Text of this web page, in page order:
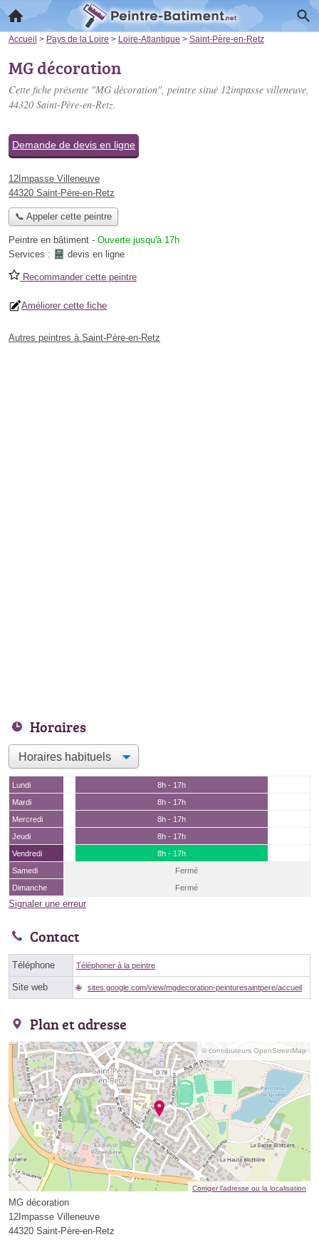
Accueil > Pays de la Loire > Loire-Atlantique > Saint-Père-en-Retz
MG décoration
Cette fiche présente "MG décoration", peintre situé 12impasse villeneuve,
44320 Saint-Père-en-Retz.
Demande de devis en ligne
12Impasse Villeneuve
44320 Saint-Père-en-Retz
📞 Appeler cette peintre
Peintre en bâtiment - Ouverte jusqu'à 17h
Services :
devis en ligne
Recommander cette peintre
Améliorer cette fiche
Autres peintres à Saint-Père-en-Retz
Horaires
Lundi
8h - 17h
Mardi
8h - 17h
Mercredi
8h - 17h
Jeudi
8h - 17h
Vendredi
8h - 17h
Samedi
Fermé
Dimanche
Fermé
Signaler une erreur
Contact
Téléphone Téléphoner à la peintre
Site web sites.google.com/view/mgdecoration-peinturesaintpere/accueil
Plan et adresse
© contributeurs OpenStreetMap
Corriger l’adresse ou la localisation
MG décoration
12Impasse Villeneuve
44320 Saint-Père-en-Retz